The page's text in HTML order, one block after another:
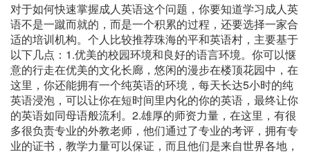
对于如何快速掌握成人英语这个问题，你要知道学习成人英
语不是一蹴而就的，而是一个积累的过程，还要选择一家合
适的培训机构。个人比较推荐珠海的平和英语村，主要基于
以下几点：1.优美的校园环境和良好的语言环境。你可以惬
意的行走在优美的文化长廊，悠闲的漫步在楼顶花园中，在
这里，你还能拥有一个纯英语的环境，每天长达5小时的纯
英语浸泡，可以让你在短时间里内化的你的英语，最终让你
的英语如同母语般流利。2.雄厚的师资力量，在这里，有很
多很负责专业的外教老师，他们通过了专业的考评，拥有专
业的证书，教学力量可以保证，而且他们是来自世界各地，